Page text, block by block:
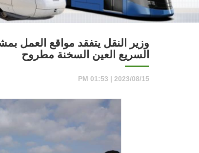
وزير النقل يتفقد مواقع العمل
السريع العين السخنة مطروح
2023/08/15 | 01:53 PM